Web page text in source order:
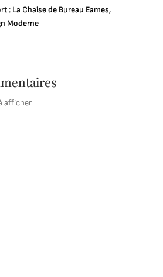
: La Chaise de Bureau Eames,
Moderne
afficher.